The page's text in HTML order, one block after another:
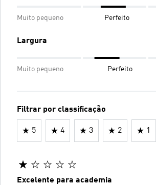
Muito pequeno Perfeito
Largura
Muito pequeno Perfeito
Filtrar por classificação
5 4 3 2 1
Excelente para academia